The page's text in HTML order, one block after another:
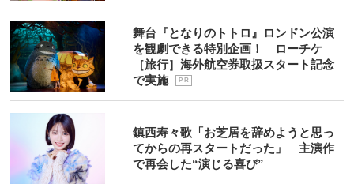
舞台『となりのトトロ』ロンドン公演
を観劇できる特別企画！ ローチケ
［旅行］海外航空券取扱スタート記念
で実施
P R
鎮西寿々歌「お芝居を辞めようと思っ
てからの再スタートだった」 主演作
で再会した“演じる喜び”